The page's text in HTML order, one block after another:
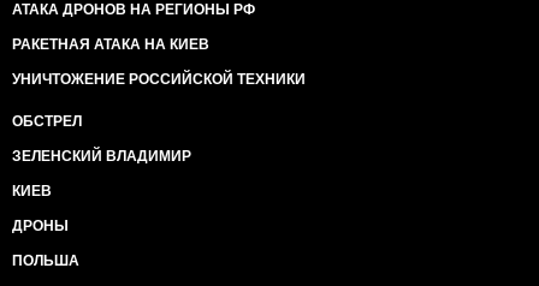
АТАКА ДРОНОВ НА РЕГИОНЫ РФ
РАКЕТНАЯ АТАКА НА КИЕВ
УНИЧТОЖЕНИЕ РОССИЙСКОЙ ТЕХНИКИ
ОБСТРЕЛ
ЗЕЛЕНСКИЙ ВЛАДИМИР
КИЕВ
ДРОНЫ
ПОЛЬША